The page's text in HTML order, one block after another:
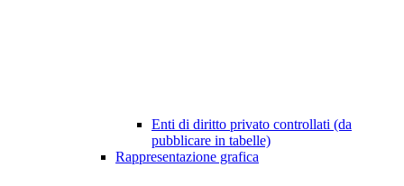
Enti di diritto privato controllati (da
pubblicare in tabelle)
Rappresentazione grafica